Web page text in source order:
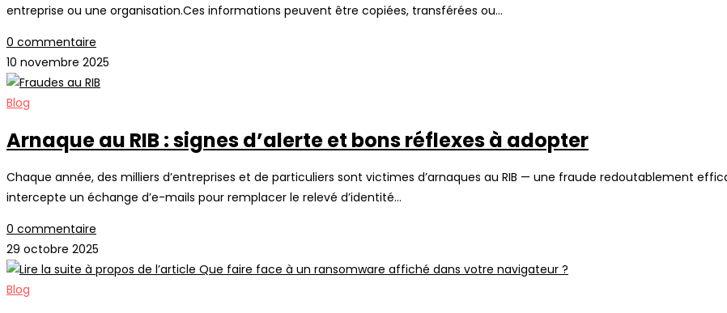
entreprise ou une organisation.Ces informations peuvent être copiées, transférées ou…
0 commentaire
10 novembre 2025
Blog
Arnaque au RIB : signes d’alerte et bons réflexes à adopter
Chaque année, des milliers d’entreprises et de particuliers sont victimes d’arnaques au RIB — une fraude redoutablement
intercepte un échange d’e-mails pour remplacer le relevé d’identité…
0 commentaire
29 octobre 2025
Blog